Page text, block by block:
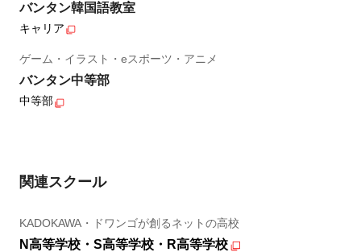
バンタン韓国語教室
キャリア
ゲーム・イラスト・eスポーツ・アニメ
バンタン中等部
中等部
関連スクール
KADOKAWA・ドワンゴが創るネットの高校
N高等学校・S高等学校・R高等学校